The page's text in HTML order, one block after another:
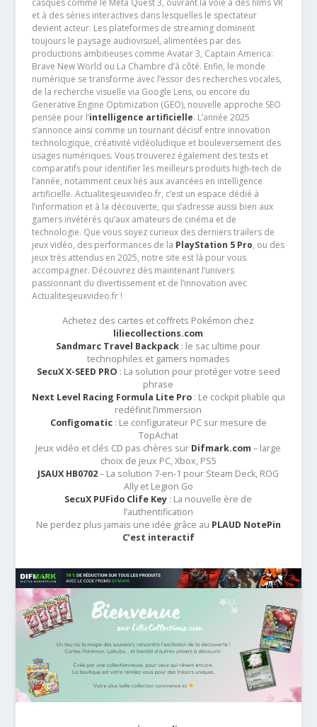
et à des séries interactives dans lesquelles le spectateur
devient acteur. Les plateformes de streaming dominent
toujours le paysage audiovisuel, alimentées par des
productions ambitieuses comme Avatar 3, Captain America:
Brave New World ou La Chambre d’à côté. Enfin, le monde
numérique se transforme avec l’essor des recherches vocales,
de la recherche visuelle via Google Lens, ou encore du
Generative Engine Optimization (GEO), nouvelle approche SEO
pensée pour l’intelligence artificielle. L’année 2025
s’annonce ainsi comme un tournant décisif entre innovation
technologique, créativité vidéoludique et bouleversement des
usages numériques. Vous trouverez également des tests et
comparatifs pour identifier les meilleurs produits high-tech de
l’année, notamment ceux liés aux avancées en intelligence
artificielle. Actualitesjeuxvideo.fr, c’est un espace dédié à
l’information et à la découverte, qui s’adresse aussi bien aux
gamers invétérés qu’aux amateurs de cinéma et de
technologie. Que vous soyez curieux des derniers trailers de
jeux vidéo, des performances de la PlayStation 5 Pro, ou des
jeux très attendus en 2025, notre site est là pour vous
accompagner. Découvrez dès maintenant l’univers
passionnant du divertissement et de l’innovation avec
Actualitesjeuxvideo.fr !
Achetez des cartes et coffrets Pokémon chez
liliecollections.com
Sandmarc Travel Backpack : le sac ultime pour
technophiles et gamers nomades
SecuX X-SEED PRO : La solution pour protéger votre seed
phrase
Next Level Racing Formula Lite Pro: Le cockpit pliable qui
redéfinit l’immersion
Configomatic: Le configurateur PC sur mesure de
TopAchat
Jeux vidéo et clés CD pas chères sur Difmark.com – large
choix de jeux PC, Xbox, PS5
JSAUX HB0702– La solution 7-en-1 pour Steam Deck, ROG
Ally et Legion Go
SecuX PUFido Clife Key : La nouvelle ère de
l’authentification
Ne perdez plus jamais une idée grâce au PLAUD NotePin
C’est interactif